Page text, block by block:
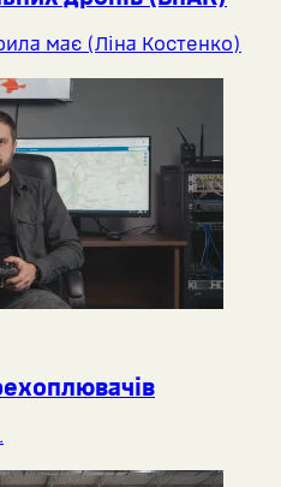
має (Ліна Костенко)